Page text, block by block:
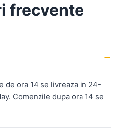
frecvente
de ora 14 se livreaza in 24-
Comenzile dupa ora 14 se